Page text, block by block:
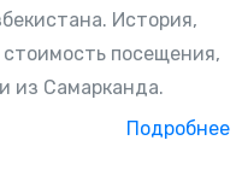
История,
посещения,
из Самарканда.
Подробнее